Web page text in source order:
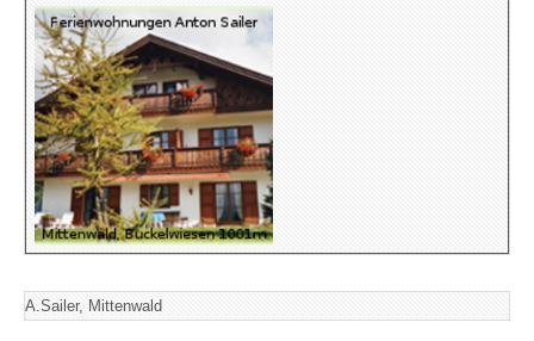
A.Sailer, Mittenwald